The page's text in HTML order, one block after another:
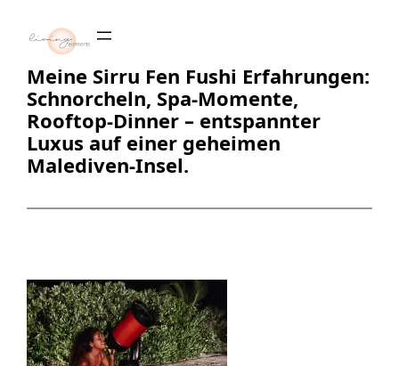
Inhalt
springen
Meine Sirru Fen Fushi Erfahrungen:
Schnorcheln, Spa-Momente,
Rooftop-Dinner – entspannter
Luxus auf einer geheimen
Malediven-Insel.